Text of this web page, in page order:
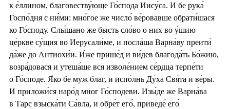
к е́ллином, благовеству́юще Го́спода Иису́са. И бе рука́
Госпо́дня с ни́ми: мно́гое же число́ ве́ровавше обрати́шася
ко Го́споду. Слы́шано же бысть сло́во о них во у́шию
це́ркве су́щия во Иерусали́ме, и посла́ша Варна́ву преити́
да́же до Антиохи́и. И́же прише́д и ви́дев благода́ть Бо́жию,
возра́довася и утеша́ше вся изволе́нием се́рдца терпе́ти
о Го́споде. Я́ко бе муж благ, и испо́лнь Ду́ха Свя́та и ве́ры.
И приложи́ся наро́д мног Го́сподеви. Изы́де же Варна́ва
в Тарс взыска́ти Са́вла, и обре́т его́, приведе́ его́